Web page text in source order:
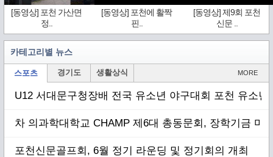
[동영상] 포천 가산면
정..
[동영상] 포천에 활짝
핀..
[동영상] 제9회 포천
신문 ..
카테고리별 뉴스
스포츠 경기도 생활상식 MORE
U12 서대문구청장배 전국 유소년 야구대회 포천 유소
차 의과학대학교 CHAMP 제6대 총동문회, 장학기금 마
포천신문골프회, 6월 정기 라운딩 및 정기회의 개최